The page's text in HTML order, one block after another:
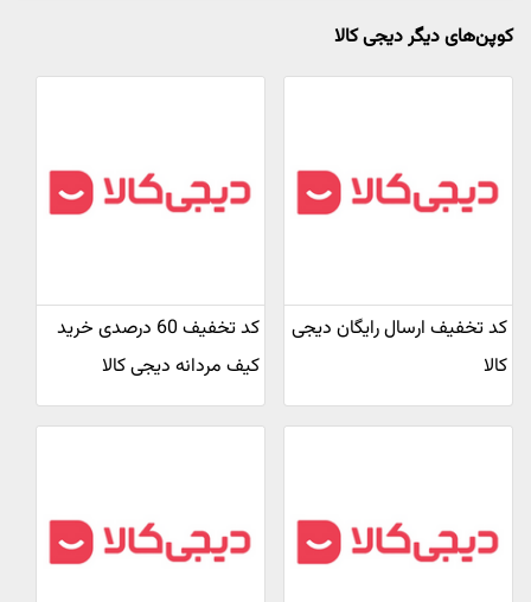
کوپن‌های دیگر دیجی کالا
کد تخفیف ارسال رایگان دیجی
کالا
کد تخفیف 60 درصدی خرید
کیف مردانه دیجی کالا